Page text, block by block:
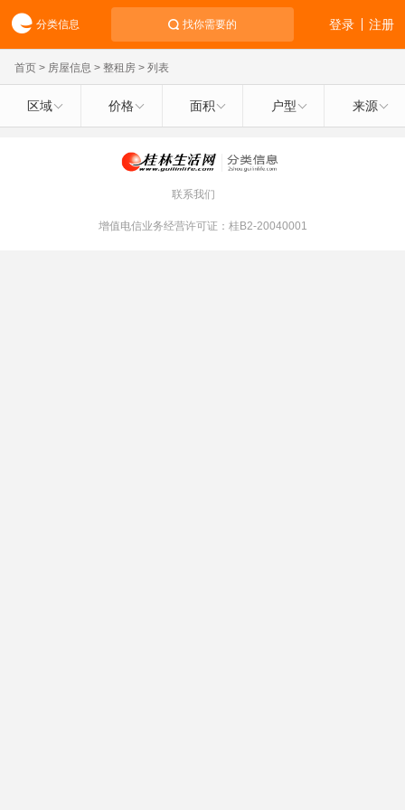
分类信息 找你需要的 注册
登录
首页 > 房屋信息 > 整租房 > 列表
区域 价格 面积 户型 来源
联系我们
增值电信业务经营许可证：桂B2-20040001